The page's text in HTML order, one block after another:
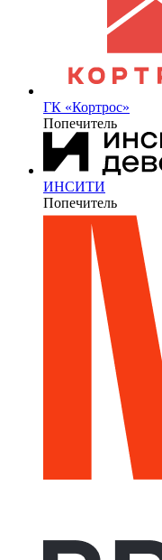
ГК «Кортрос»
Попечитель
ИНСИТИ
Попечитель